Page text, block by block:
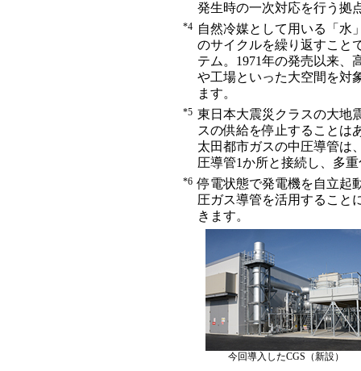
発生時の一次対応を行う拠
*4 自然冷媒として用いる「水
のサイクルを繰り返すこと
テム。1971年の発売以来、
や工場といった大空間を対
ます。
*5 東日本大震災クラスの大地
スの供給を停止することは
太田都市ガスの中圧導管は
圧導管1か所と接続し、多
*6 停電状態で発電機を自立起
圧ガス導管を活用すること
きます。
今回導入したCGS（新設）